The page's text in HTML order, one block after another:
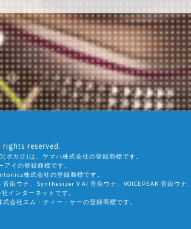
reserved.
ボカロ)は、ヤマハ株式会社の登録商標です。
イの登録商標です。
株式会社の登録商標です。
音街ウナ、Synthesizer V AI 音街ウナ、VOICEPEAK 音街ウナ、
インターネットです。
会社エム・ティー・ケーの登録商標です。